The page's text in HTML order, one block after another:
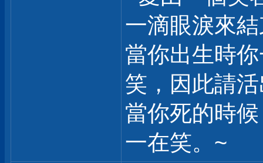
一滴眼淚來
當你出生時
笑，因此請
當你死的時
一在笑。~